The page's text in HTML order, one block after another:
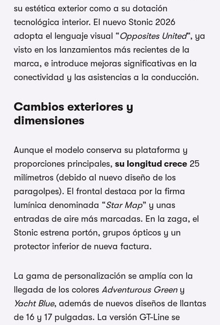
su estética exterior como a su dotación
tecnológica interior. El nuevo Stonic 2026
adopta el lenguaje visual “Opposites United“, ya
visto en los lanzamientos más recientes de la
marca, e introduce mejoras significativas en la
conectividad y las asistencias a la conducción.
Cambios exteriores y
dimensiones
Aunque el modelo conserva su plataforma y
proporciones principales, su longitud crece 25
milímetros (debido al nuevo diseño de los
paragolpes). El frontal destaca por la firma
lumínica denominada “Star Map” y unas
entradas de aire más marcadas. En la zaga, el
Stonic estrena portón, grupos ópticos y un
protector inferior de nueva factura.
La gama de personalización se amplía con la
llegada de los colores Adventurous Greeny
Yacht Blue, además de nuevos diseños de llantas
de 16 y 17 pulgadas. La versión GT-Line se